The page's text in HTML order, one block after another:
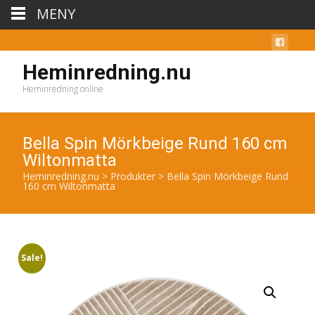
Heminredning.nu
Heminredning online
Bella Spin Mörkbeige Rund 160 cm
Wiltonmatta
Heminredning.nu > Produkter > Bella Spin Mörkbeige Rund
160 cm Wiltonmatta
Sale!
MENY